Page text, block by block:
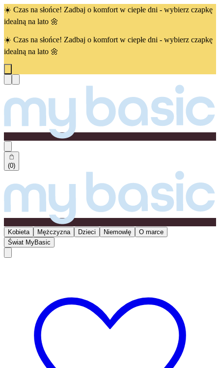
☀️ Czas na słońce! Zadbaj o komfort w ciepłe dni - wybierz czapkę
idealną na lato 🌼
☀️ Czas na słońce! Zadbaj o komfort w ciepłe dni - wybierz czapkę
idealną na lato 🌼
(0)
Kobieta Mężczyzna Dzieci Niemowlę
O marce
Świat MyBasic